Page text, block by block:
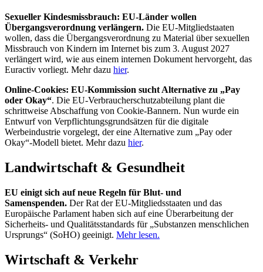
Sexueller Kindesmissbrauch: EU-Länder wollen
Übergangsverordnung verlängern. Die EU-Mitgliedstaaten
wollen, dass die Übergangsverordnung zu Material über sexuellen
Missbrauch von Kindern im Internet bis zum 3. August 2027
verlängert wird, wie aus einem internen Dokument hervorgeht, das
Euractiv vorliegt. Mehr dazu hier.
Online-Cookies: EU-Kommission sucht Alternative zu „Pay
oder Okay“. Die EU-Verbraucherschutzabteilung plant die
schrittweise Abschaffung von Cookie-Bannern. Nun wurde ein
Entwurf von Verpflichtungsgrundsätzen für die digitale
Werbeindustrie vorgelegt, der eine Alternative zum „Pay oder
Okay“-Modell bietet. Mehr dazu hier.
Landwirtschaft & Gesundheit
EU einigt sich auf neue Regeln für Blut- und
Samenspenden. Der Rat der EU-Mitgliedsstaaten und das
Europäische Parlament haben sich auf eine Überarbeitung der
Sicherheits- und Qualitätsstandards für „Substanzen menschlichen
Ursprungs“ (SoHO) geeinigt. Mehr lesen.
Wirtschaft & Verkehr